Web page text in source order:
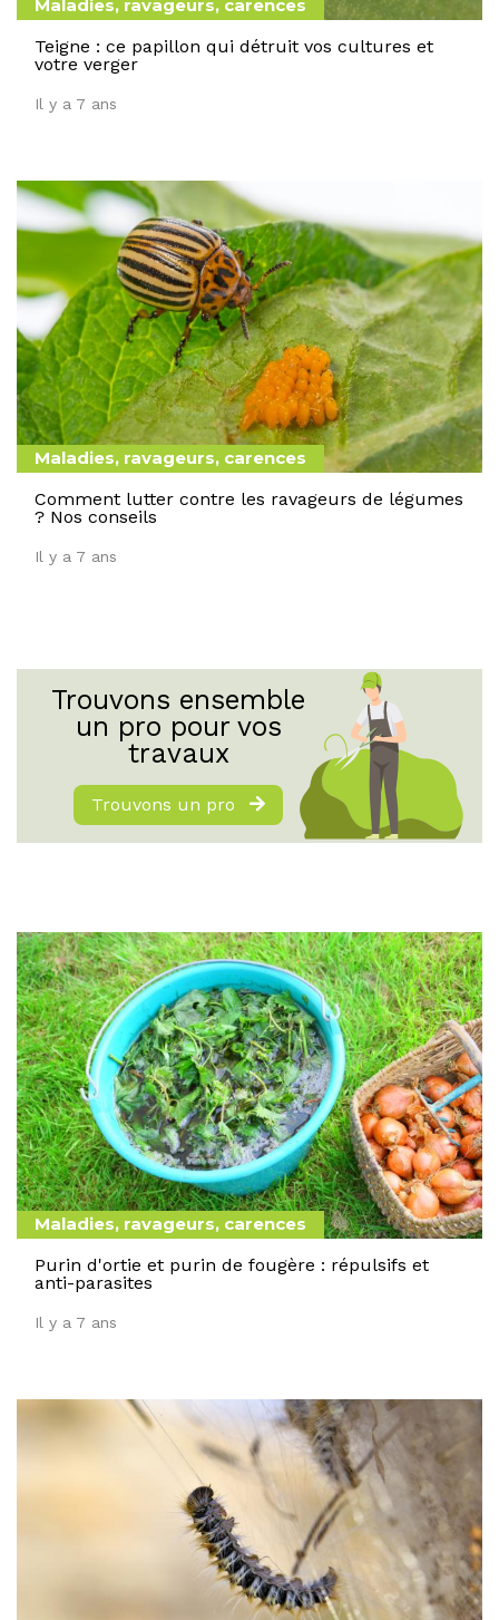
Maladies, ravageurs, carences
Teigne : ce papillon qui détruit vos cultures et
votre verger
Il y a 7 ans
Maladies, ravageurs, carences
Comment lutter contre les ravageurs de légumes
? Nos conseils
Il y a 7 ans
Trouvons ensemble
un pro pour vos
travaux
Trouvons un pro
Maladies, ravageurs, carences
Purin d'ortie et purin de fougère : répulsifs et
anti-parasites
Il y a 7 ans